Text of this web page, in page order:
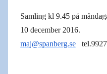
Samling kl 9.45 på
10 december 2016.
maj@spanberg.se